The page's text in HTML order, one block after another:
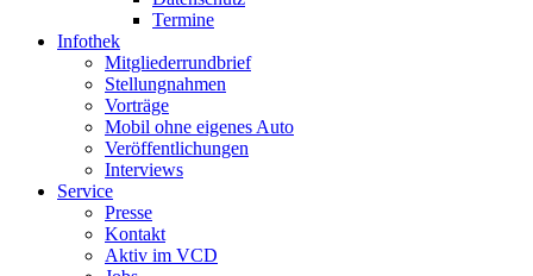
Termine
Infothek
Mitgliederrundbrief
Stellungnahmen
Vorträge
Mobil ohne eigenes Auto
Veröffentlichungen
Interviews
Service
Presse
Kontakt
Aktiv im VCD